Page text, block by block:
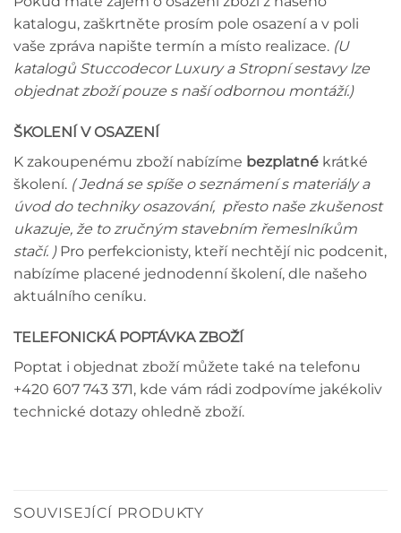
katalogu, zaškrtněte prosím pole osazení a v poli
vaše zpráva napište termín a místo realizace. (U
katalogů Stuccodecor Luxury a Stropní sestavy lze
objednat zboží pouze s naší odbornou montáží.)
ŠKOLENÍ V OSAZENÍ
K zakoupenému zboží nabízíme bezplatné krátké
školení. ( Jedná se spíše o seznámení s materiály a
úvod do techniky osazování, přesto naše zkušenost
ukazuje, že to zručným stavebním řemeslníkům
stačí. )Pro perfekcionisty, kteří nechtějí nic podcenit,
nabízíme placené jednodenní školení, dle našeho
aktuálního ceníku.
TELEFONICKÁ POPTÁVKA ZBOŽÍ
Poptat i objednat zboží můžete také na telefonu
+420 607 743 371, kde vám rádi zodpovíme jakékoliv
technické dotazy ohledně zboží.
SOUVISEJÍCÍ PRODUKTY